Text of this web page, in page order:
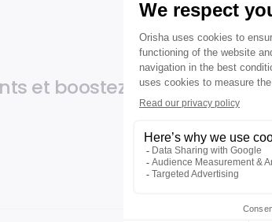
et boostez vos revenus
variées, en boutique et cross-canal, grâce à une
et une innovation accrues.